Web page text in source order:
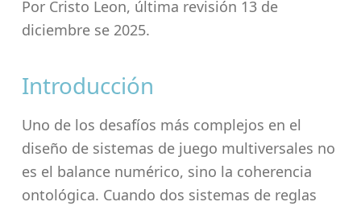
Por Cristo Leon, última revisión 13 de
diciembre se 2025.
Introducción
Uno de los desafíos más complejos en el
diseño de sistemas de juego multiversales no
es el balance numérico, sino la coherencia
ontológica. Cuando dos sistemas de reglas